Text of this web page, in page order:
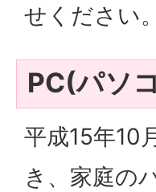
せください。
PC(パソ
平成15年10
き、家庭の